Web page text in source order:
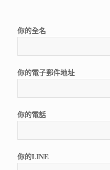
你的全名
你的電子郵件地址
你的電話
你的LINE